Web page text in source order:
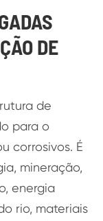
DE
de
para o
corrosivos. É
mineração,
energia
rio, materiais